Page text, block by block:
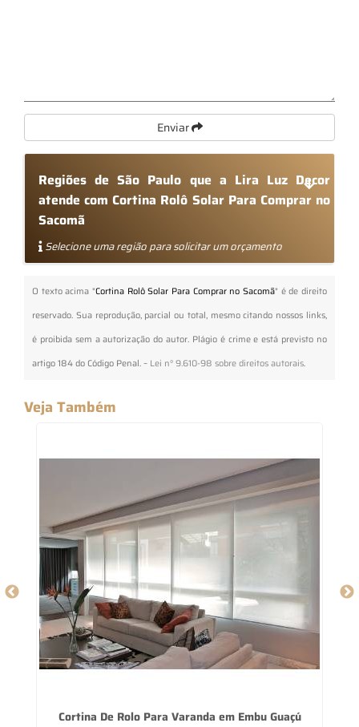
Enviar
Regiões de São Paulo que a Lira Luz Decor
atende com Cortina Rolô Solar Para Comprar no
Sacomã
Selecione uma região para solicitar um orçamento
O texto acima "Cortina Rolô Solar Para Comprar no Sacomã" é de direito
reservado. Sua reprodução, parcial ou total, mesmo citando nossos links,
é proibida sem a autorização do autor. Plágio é crime e está previsto no
artigo 184 do Código Penal. – Lei n° 9.610-98 sobre direitos autorais.
Veja Também
Cortina De Rolo Para Varanda em Embu Guaçú